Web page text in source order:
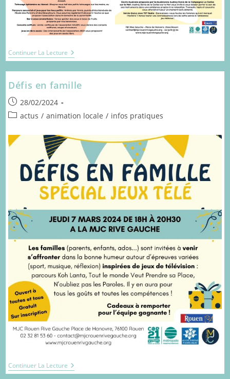
Continuer La Lecture Programme
–
Semaine
Bien-
Défis en famille
Publication
publiée :
28/02/2024
Postactus / animation locale / infos pratiques
Continuer La Lecture Défis
En